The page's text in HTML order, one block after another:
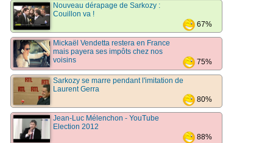
Nouveau dérapage de Sarkozy :
Couillon va !
67%
Mickaël Vendetta restera en France
mais payera ses impôts chez nos
voisins
75%
Sarkozy se marre pendant l'imitation de
Laurent Gerra
80%
Jean-Luc Mélenchon - YouTube
Election 2012
88%